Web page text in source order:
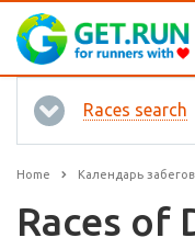
Races search
Home Календарь забегов
Races of